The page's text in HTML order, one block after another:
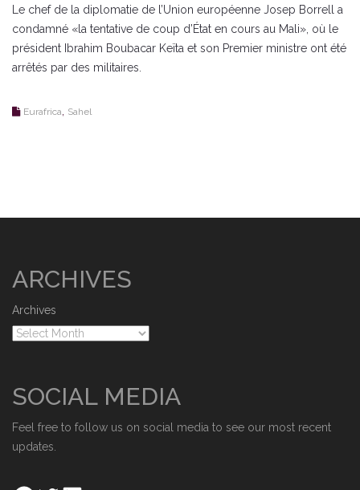
Le chef de la diplomatie de l’Union européenne Josep Borrell a
condamné «la tentative de coup d’État en cours au Mali», où le
président Ibrahim Boubacar Keïta et son Premier ministre ont été
arrêtés par des militaires.
Eurafrica Sahel
ARCHIVES
Archives
SOCIAL MEDIA
Feel free to follow us on social media to see our most recent
updates.